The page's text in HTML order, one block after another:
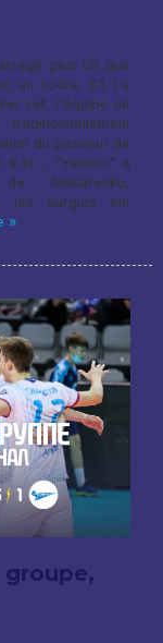
plus tôt que
un score 3:1. Le
set, l'équipe de
du passeur de
9:14 - "Yenisei" a
Makarenko,
les Surguts ont
»
groupe,